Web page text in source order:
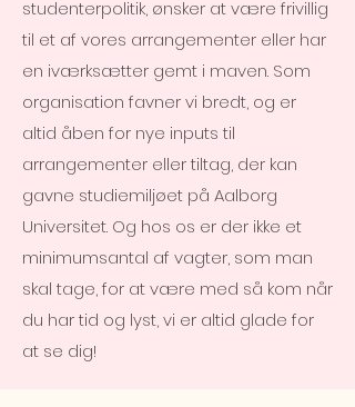
studenterpolitik, ønsker at være frivillig
til et af vores arrangementer eller har
en iværksætter gemt i maven. Som
organisation favner vi bredt, og er
altid åben for nye inputs til
arrangementer eller tiltag, der kan
gavne studiemiljøet på Aalborg
Universitet. Og hos os er der ikke et
minimumsantal af vagter, som man
skal tage, for at være med så kom når
du har tid og lyst, vi er altid glade for
at se dig!